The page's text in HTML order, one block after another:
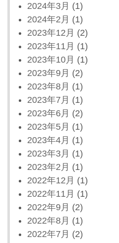
2024年3月 (1)
2024年2月 (1)
2023年12月 (2)
2023年11月 (1)
2023年10月 (1)
2023年9月 (2)
2023年8月 (1)
2023年7月 (1)
2023年6月 (2)
2023年5月 (1)
2023年4月 (1)
2023年3月 (1)
2023年2月 (1)
2022年12月 (1)
2022年11月 (1)
2022年9月 (2)
2022年8月 (1)
2022年7月 (2)